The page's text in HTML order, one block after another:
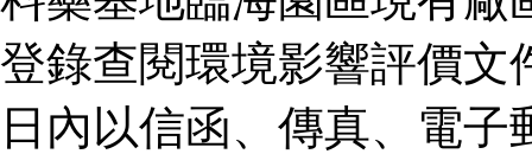
登錄查閱環境影響評價文
日內以信函、傳真、電